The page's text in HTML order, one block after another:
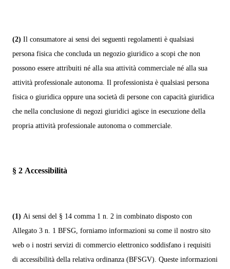
(2) Il consumatore ai sensi dei seguenti regolamenti è qualsiasi
persona fisica che concluda un negozio giuridico a scopi che non
possono essere attribuiti né alla sua attività commerciale né alla sua
attività professionale autonoma. Il professionista è qualsiasi persona
fisica o giuridica oppure una società di persone con capacità giuridica
che nella conclusione di negozi giuridici agisce in esecuzione della
propria attività professionale autonoma o commerciale.
§ 2 Accessibilità
(1) Ai sensi del § 14 comma 1 n. 2 in combinato disposto con
Allegato 3 n. 1 BFSG, forniamo informazioni su come il nostro sito
web o i nostri servizi di commercio elettronico soddisfano i requisiti
di accessibilità della relativa ordinanza (BFSGV). Queste informazioni